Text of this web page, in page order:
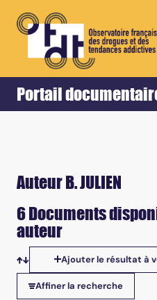
Portail
Accueil Retour
Auteur B. JULIEN
6 Documents
auteur
Tris disponibles
Ajouter le résultat à
Affiner la recherche